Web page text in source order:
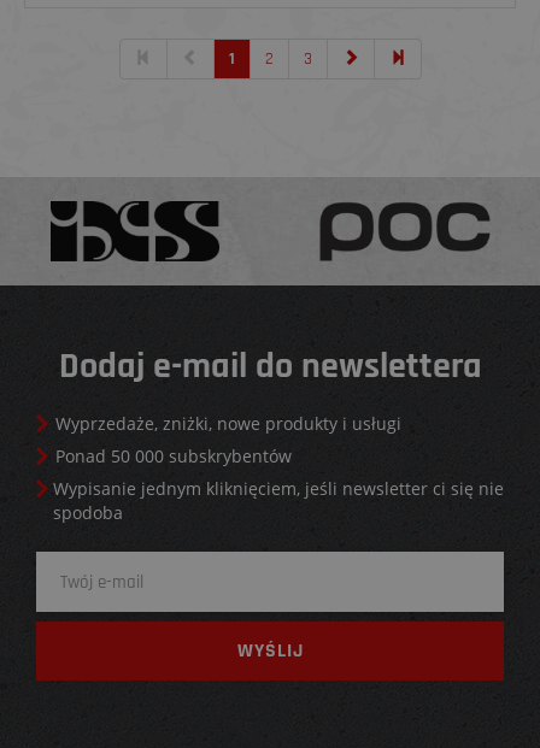
1 2 3
Dodaj e-mail do newslettera
Wyprzedaże, zniżki, nowe produkty i usługi
Ponad 50 000 subskrybentów
Wypisanie jednym kliknięciem, jeśli newsletter ci się nie
spodoba